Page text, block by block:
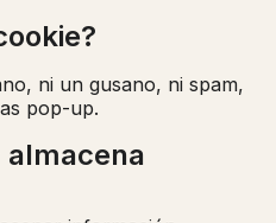
ni un gusano, ni spam,
pop-up.
almacena